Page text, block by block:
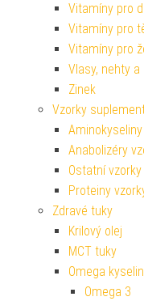
Vitamíny pro
Vitamíny pro
Vitamíny pro
Vlasy, nehty a
Zinek
Vzorky
Anabolizéry
Ostatní vzorky
Proteiny
Zdravé tuky
Krilový olej
MCT tuky
Omega
Omega 3